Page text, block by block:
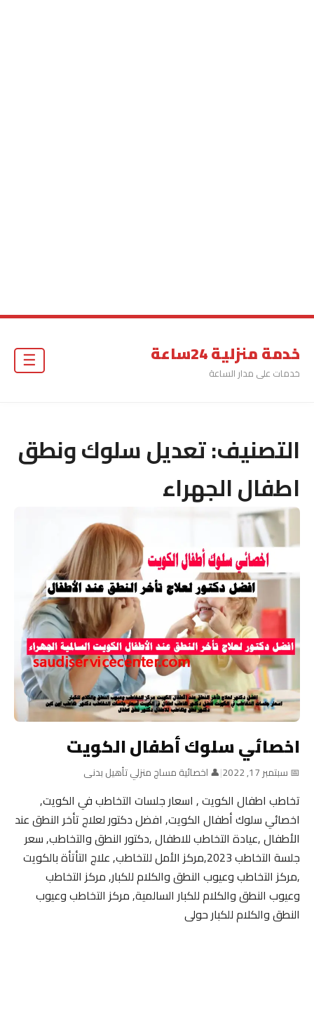
خدمة منزلية 24ساعة
خدمات على مدار الساعة
☰
التصنيف:تعديل سلوك ونطق
اطفال الجهراء
اخصائي سلوك أطفال الكويت
📅 سبتمبر 17, 2022 |👤 اخصائية مساج منزلي تأهيل بدنى
تخاطب اطفال الكويت , اسعار جلسات التخاطب في الكويت,
اخصائي سلوك أطفال الكويت, افضل دكتور لعلاج تأخر النطق عند
الأطفال ,عيادة التخاطب للاطفال ,دكتور النطق والتخاطب, سعر
جلسة التخاطب 2023,مركز الأمل للتخاطب, علاج التأتأة بالكويت
,مركز التخاطب وعيوب النطق والكلام للكبار, مركز التخاطب
وعيوب النطق والكلام للكبار السالمية, مركز التخاطب وعيوب
النطق والكلام للكبار حولى